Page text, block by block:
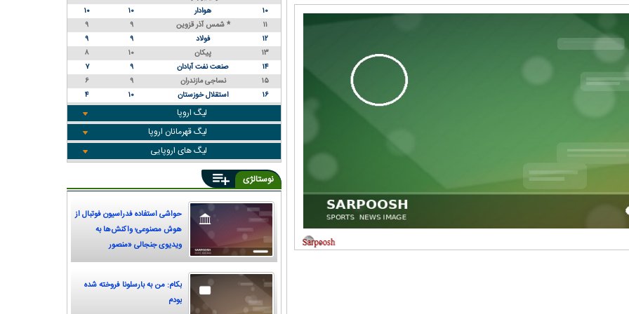
۱۰
هوادار ۱۰
۱۰
۱۱
شمس آذر قزوین * ۹
۹
۱۲
فولاد ۹
۹
۱۳
پیکان ۱۰
۸
۱۴
صنعت نفت آبادان ۹
۷
۱۵
نساجی مازندران ۹
۶
۱۶
استقلال خوزستان ۱۰ ۴
لیگ اروپا
لیگ قهرمانان اروپا
لیگ های اروپایی
نوستالژی
حواشی استفاده فدراسیون فوتبال از
هوش مصنوعی؛ واکنش‌ها به
ویدیوی جنجالی «منصور
پورحیدری»
بکام: من به بارسلونا فروخته شده
بودم